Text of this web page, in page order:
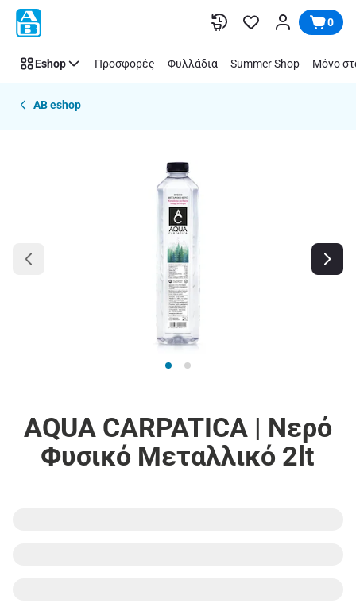
Παράλειψη 0
Eshop Προσφορές Φυλλάδια Summer Shop Μόνο
AB eshop
AQUA CARPATICA | Νερό
Φυσικό Μεταλλικό 2lt